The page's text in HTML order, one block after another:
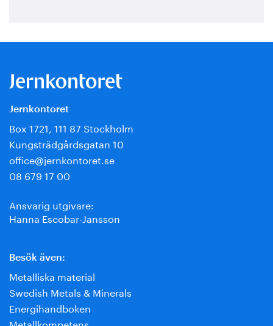
Jernkontoret
Box 1721, 111 87 Stockholm
Kungsträdgårdsgatan 10
office@jernkontoret.se
08 679 17 00
Ansvarig utgivare:
Hanna Escobar-Jansson
Besök även:
Metalliska material
Swedish Metals & Minerals
Energihandboken